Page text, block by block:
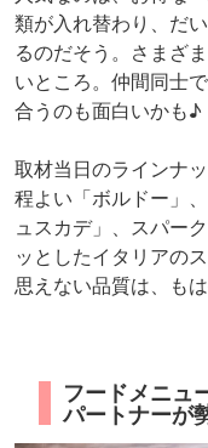
類が入れ替わり、だ
るのだそう。さまざ
いところ。仲間同士
合うのも面白いかも♪
取材当日のラインナ
程よい「ボルドー」
ュスカデ」、スパー
ッとしたイタリアの
思えない品質は、も
フードメニュ
パートナーが